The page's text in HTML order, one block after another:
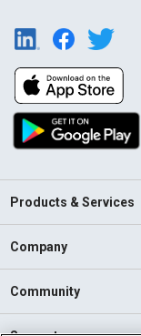
Products & Services
Company
Community